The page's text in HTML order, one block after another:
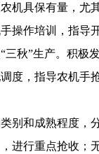
机具保有量，尤
操作培训，指导
秋”生产。积极
度，指导农机手
别和成熟程度，
进行重点抢收；